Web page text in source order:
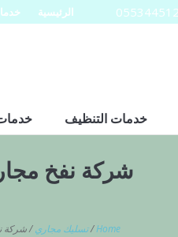
الرئيسية
خدمات التنظيف
شركة نفخ
Home
/تسليك مجاري /شركة